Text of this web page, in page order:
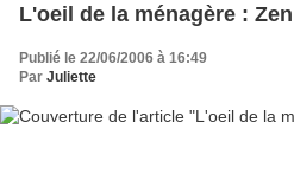
L'oeil de la ménagère :
Publié le 22/06/2006 à 16:49
Par Juliette